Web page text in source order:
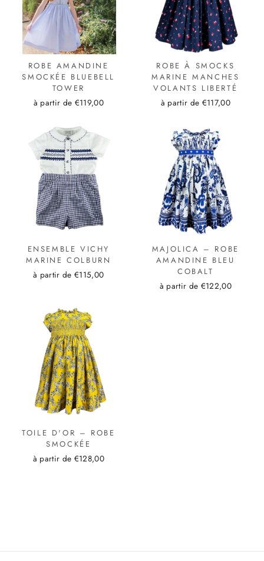
ROBE AMANDINE
SMOCKÉE BLUEBELL
TOWER
à partir de €119,00
ROBE À SMOCKS
MARINE MANCHES
VOLANTS LIBERTÉ
à partir de €117,00
ENSEMBLE VICHY
MARINE COLBURN
à partir de €115,00
MAJOLICA – ROBE
AMANDINE BLEU
COBALT
à partir de €122,00
TOILE D'OR – ROBE
SMOCKÉE
à partir de €128,00